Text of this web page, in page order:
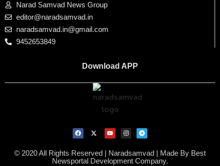
Narad Samvad News Group
editor@naradsamvad.in
naradsamvad.in@gmail.com
9452653849
Download APP
© 2020 All Rights Reserved | Naradsamvad | Made By Best
Newsportal Development Company.